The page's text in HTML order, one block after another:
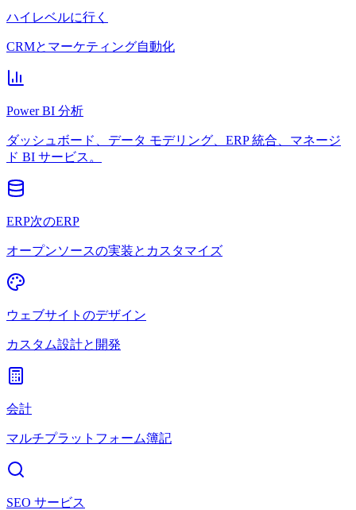
ハイレベルに行く
CRMとマーケティング自動化
Power BI 分析
ダッシュボード、データ モデリング、ERP 統合、マネージ
ド BI サービス。
ERP次のERP
オープンソースの実装とカスタマイズ
ウェブサイトのデザイン
カスタム設計と開発
会計
マルチプラットフォーム簿記
SEO サービス